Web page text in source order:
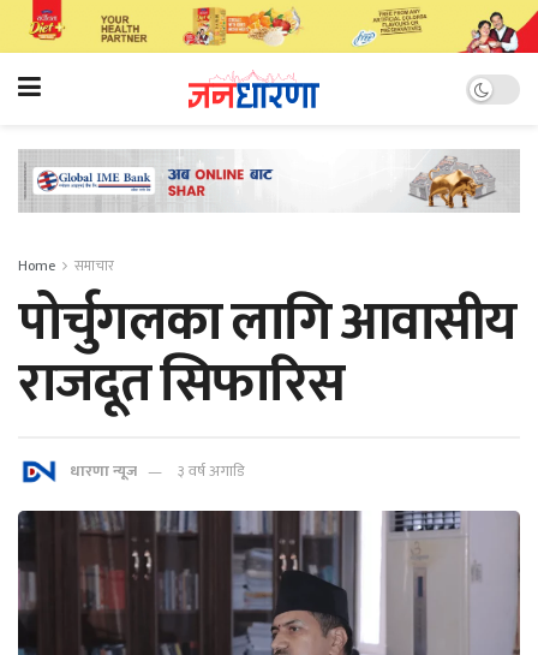
Home समाचार
पोर्चुगलका लागि आवासीय
राजदूत सिफारिस
धारणा न्यूज ३ वर्ष अगाडि